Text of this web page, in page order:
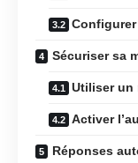
Sécuriser sa
Utiliser un
Activer
Réponses